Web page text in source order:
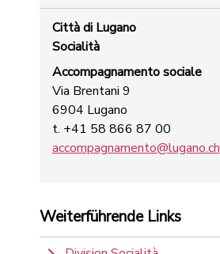
Città di Lugano
Socialità
Accompagnamento sociale
Via Brentani 9
6904 Lugano
t. +41 58 866 87 00
accompagnamento@lugano.ch
Weiterführende Links